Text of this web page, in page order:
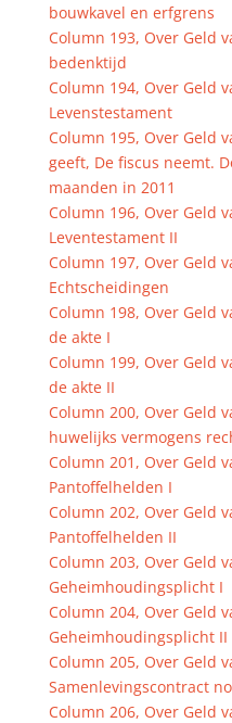
bouwkavel en erfgrens
Column 193, Over Geld
bedenktijd
Column 194, Over Geld
Levenstestament
Column 195, Over Geld
geeft, De fiscus neemt.
maanden in 2011
Column 196, Over Geld
Leventestament II
Column 197, Over Geld
Echtscheidingen
Column 198, Over Geld
de akte I
Column 199, Over Geld
de akte II
Column 200, Over Geld
huwelijks vermogens
Column 201, Over Geld
Pantoffelhelden I
Column 202, Over Geld
Pantoffelhelden II
Column 203, Over Geld
Geheimhoudingsplicht I
Column 204, Over Geld
Geheimhoudingsplicht II
Column 205, Over Geld
Samenlevingscontract
Column 206, Over Geld